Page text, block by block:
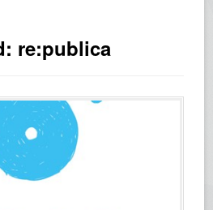
re:publica